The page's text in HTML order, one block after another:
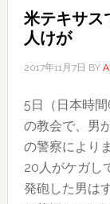
米テキサス
人けが
2017年11月7日 BY
5日（日本時
の教会で、男
の警察により
20人がケガし
発砲した男は